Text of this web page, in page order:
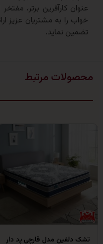
برتر، مفتخر است
به مشتریان عزیز ارائه
نماید.
مرتبط
مدل قارچی پد دار